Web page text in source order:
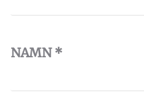
NAMN*